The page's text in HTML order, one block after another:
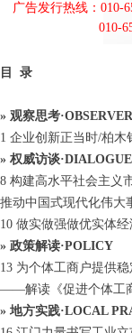
广告发行热线：010-
010-
目 录
» 观察思考·OBSERVER
1 企业创新正当时/柏木
» 权威访谈·DIALOGUE
8 构建高水平社会主义
推动中国式现代化伟大
10 做实做强做优实体
» 政策解读·POLICY
13 为个体工商户提供
——解读《促进个体工
» 地方实践·LOCAL